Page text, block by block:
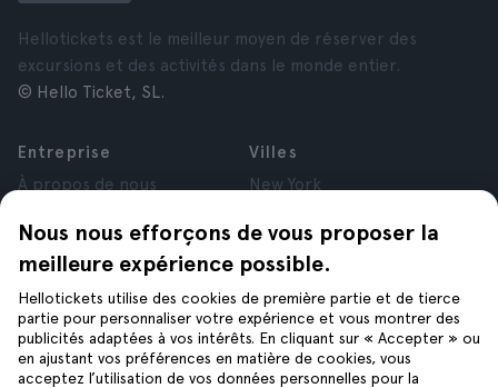
Nous nous efforçons de vous proposer la
meilleure expérience possible.
Hellotickets utilise des cookies de première partie et de tierce
partie pour personnaliser votre expérience et vous montrer des
publicités adaptées à vos intérêts. En cliquant sur « Accepter » ou
en ajustant vos préférences en matière de cookies, vous
acceptez l’utilisation de vos données personnelles pour la
Hellotickets est le meilleur moyen de réserver des
excursions et des activités dans le monde entier.
© Hello Ticket, SL.
Entreprise
À propos de nous
Affiliés
Avis
Confidentialité
Conditions générales
Mentions Légales
Cookies
Villes
New York
Paris
Londres
Grenade
Cracovie
Tenerife